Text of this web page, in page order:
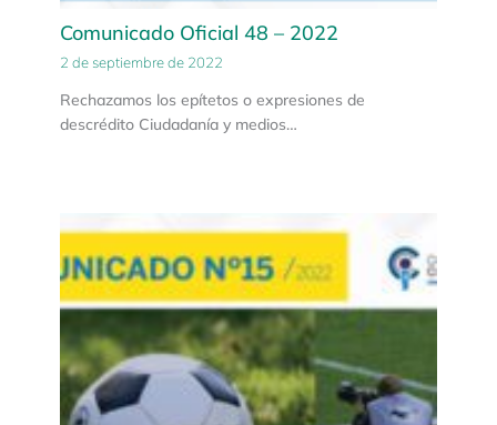
Comunicado Oficial 48 – 2022
2 de septiembre de 2022
Rechazamos los epítetos o expresiones de
descrédito Ciudadanía y medios…